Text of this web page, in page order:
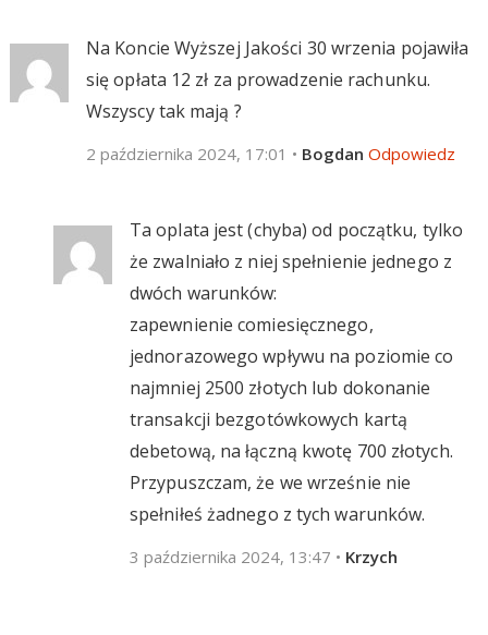
Na Koncie Wyższej Jakości 30 wrzenia pojawiła
się opłata 12 zł za prowadzenie rachunku.
Wszyscy tak mają ?
2 października 2024, 17:01 • Bogdan Odpowiedz
Ta oplata jest (chyba) od początku, tylko
że zwalniało z niej spełnienie jednego z
dwóch warunków:
zapewnienie comiesięcznego,
jednorazowego wpływu na poziomie co
najmniej 2500 złotych lub dokonanie
transakcji bezgotówkowych kartą
debetową, na łączną kwotę 700 złotych.
Przypuszczam, że we wrześnie nie
spełniłeś żadnego z tych warunków.
3 października 2024, 13:47 • Krzych